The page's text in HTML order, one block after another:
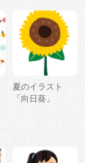
夏のイラスト
「向日葵」